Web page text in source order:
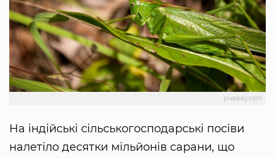
pixabay.com
На індійські сільськогосподарські посіви
налетіло десятки мільйонів сарани, що